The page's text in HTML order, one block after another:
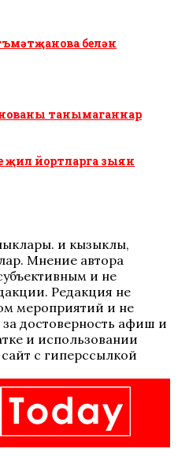
белән
танымаганнар
җил йортларга зыян
иң кызыклы,
Мнение автора
и не
Редакция не
мероприятий и не
за достоверность афиш и
и использовании
с гиперссылкой